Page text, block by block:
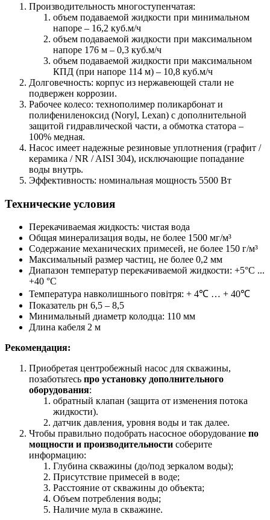
Производительность многоступенчатая:
объем подаваемой жидкости при минимальном
напоре – 16,2 куб.м/ч
объем подаваемой жидкости при максимальном
напоре 176 м – 0,3 куб.м/ч
объем подаваемой жидкости при максимальном
КПД (при напоре 114 м) – 10,8 куб.м/ч
Долговечность: корпус из нержавеющей стали не
подвержен коррозии.
Рабочее колесо: технополимер поликарбонат и
полифениленоксид (Noryl, Lexan) с дополнительной
защитой гидравлической части, а обмотка статора –
100% медная.
Насос имеет надежные резиновые уплотнения (графит /
керамика / NR / AISI 304), исключающие попадание
воды внутрь.
Эффективность: номинальная мощность 5500 Вт
Технические условия
Перекачиваемая жидкость: чистая вода
Общая минерализация воды, не более 1500 мг/м³
Содержание механических примесей, не более 150 г/м³
Максимальный размер частиц, не более 0,2 мм
Диапазон температур перекачиваемой жидкости: +5°С ...
+40 °С
Температура навколишнього повітря: + 4℃ … + 40℃
Показатель рн 6,5 – 8,5
Минимальный диаметр колодца: 110 мм
Длина кабеля 2 м
Рекомендация:
Приобретая центробежный насос для скважины,
позаботьтесь про установку дополнительного
оборудования:
обратный клапан (защита от изменения потока
жидкости).
датчик давления, уровня воды и так далее.
Чтобы правильно подобрать насосное оборудование по
мощности и производительности соберите
информацию:
Глубина скважины (до/под зеркалом воды);
Присутствие примесей в воде;
Расстояние от скважины до объекта;
Объем потребления воды;
Наличие мула в скважине.